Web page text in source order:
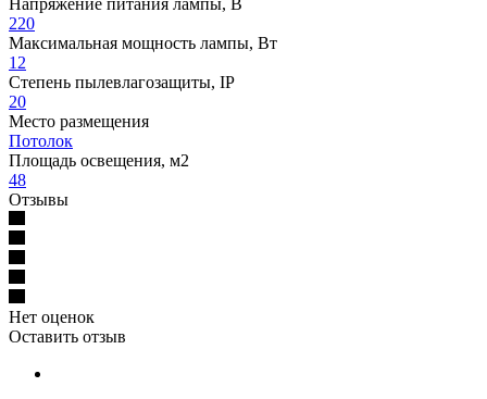
220
Максимальная мощность лампы, Вт
12
Степень пылевлагозащиты, IP
20
Место размещения
Потолок
Площадь освещения, м2
48
Отзывы
Нет оценок
Оставить отзыв